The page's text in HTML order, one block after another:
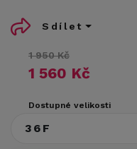
1 950 Kč
1 560 Kč
Dostupné velikosti
36F
Sdílet